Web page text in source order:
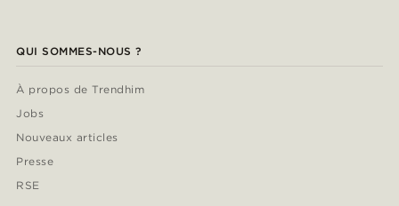
QUI SOMMES-NOUS ?
À propos de Trendhim
Jobs
Nouveaux articles
Presse
RSE